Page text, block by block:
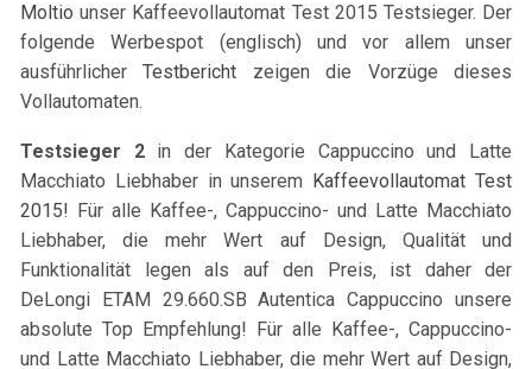
Moltio unser Kaffeevollautomat Test 2015 Testsieger. Der
folgende Werbespot (englisch) und vor allem unser
ausführlicherTestbericht zeigen die Vorzüge dieses
Vollautomaten.
Testsieger 2in der Kategorie Cappuccino und Latte
Macchiato Liebhaber in unserem
Kaffeevollautomat Test
2015! Für alle Kaffee-, Cappuccino- und Latte Macchiato
Liebhaber, die mehr Wert auf Design, Qualität und
Funktionalität legen als auf den Preis, ist daher der
DeLongi ETAM 29.660.SB Autentica Cappuccino unsere
absolute Top Empfehlung! Für alle Kaffee-, Cappuccino-
und Latte Macchiato Liebhaber, die mehr Wert auf Design,